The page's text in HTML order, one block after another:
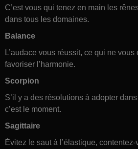
C’est vous qui tenez en main les
dans tous les domaines.
Balance
L’audace vous réussit, ce qui ne
favoriser l’harmonie.
Scorpion
S’il y a des résolutions à adopter
c’est le moment.
Sagittaire
Évitez le saut à l’élastique,